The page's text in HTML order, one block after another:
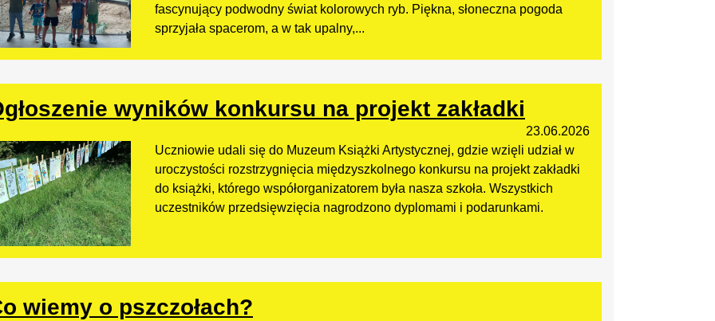
fascynujący podwodny świat kolorowych ryb. Piękna, słoneczna pogoda
sprzyjała spacerom, a w tak upalny,...
wyników konkursu na projekt zakładki
23.06.2026
Uczniowie udali się do Muzeum Książki Artystycznej, gdzie wzięli udział w
uroczystości rozstrzygnięcia międzyszkolnego konkursu na projekt zakładki
do książki, którego współorganizatorem była nasza szkoła. Wszystkich
uczestników przedsięwzięcia nagrodzono dyplomami i podarunkami.
wiemy o pszczołach?